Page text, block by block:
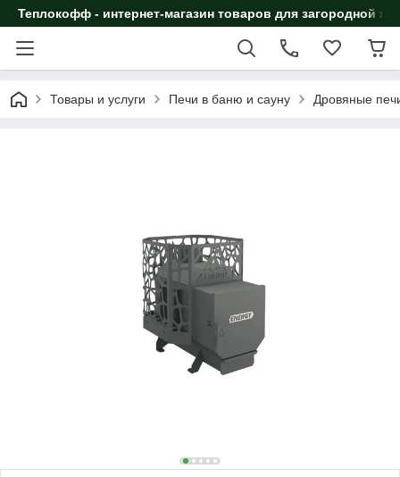
Теплокофф - интернет-магазин товаров для загородной
Товары и услуги Печи в баню и сауну Дровяные